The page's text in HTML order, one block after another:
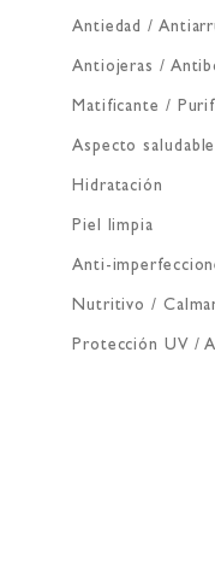
Antiedad /
Antiojeras /
Matificante /
Aspecto saludable
Hidratación
Piel limpia
Anti-
Nutritivo /
Protección UV /